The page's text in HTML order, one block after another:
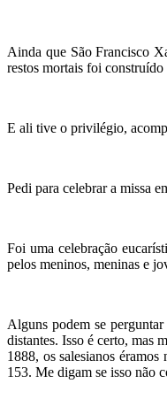
Ainda que São Francisco
restos mortais foi
E ali tive o privilégio,
Pedi para celebrar a missa
Foi uma celebração
pelos meninos, meninas e
Alguns podem se
distantes. Isso é certo, mas
1888, os salesianos
153. Me digam se isso não